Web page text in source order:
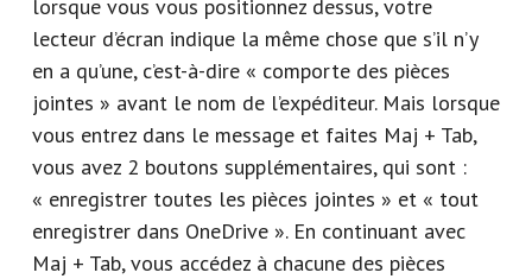
lorsque vous vous positionnez dessus, votre
lecteur d’écran indique la même chose que s’il n’y
en a qu’une, c’est-à-dire « comporte des pièces
jointes » avant le nom de l’expéditeur. Mais lorsque
vous entrez dans le message et faites Maj + Tab,
vous avez 2 boutons supplémentaires, qui sont :
« enregistrer toutes les pièces jointes » et « tout
enregistrer dans OneDrive ». En continuant avec
Maj + Tab, vous accédez à chacune des pièces